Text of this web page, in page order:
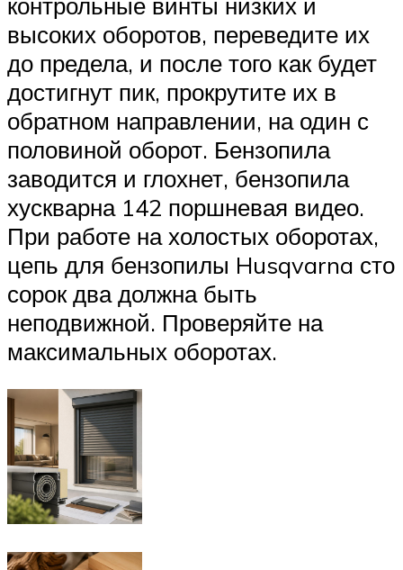
высоких оборотов, переведите их
до предела, и после того как будет
достигнут пик, прокрутите их в
обратном направлении, на один с
половиной оборот. Бензопила
заводится и глохнет, бензопила
хускварна 142 поршневая видео.
При работе на холостых оборотах,
цепь для бензопилы Husqvarna сто
сорок два должна быть
неподвижной. Проверяйте на
максимальных оборотах.